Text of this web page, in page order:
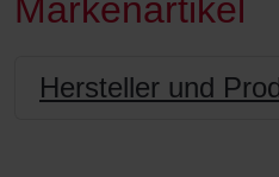
Markenartikel
Hersteller und